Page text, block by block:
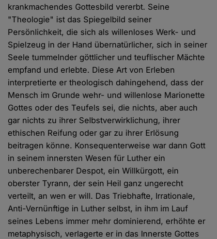
krankmachendes Gottesbild vererbt. Seine
"Theologie" ist das Spiegelbild seiner
Persönlichkeit, die sich als willenloses Werk- und
Spielzeug in der Hand übernatürlicher, sich in seiner
Seele tummelnder göttlicher und teuflischer Mächte
empfand und erlebte. Diese Art von Erleben
interpretierte er theologisch dahingehend, dass der
Mensch im Grunde wehr- und willenlose Marionette
Gottes oder des Teufels sei, die nichts, aber auch
gar nichts zu ihrer Selbstverwirklichung, ihrer
ethischen Reifung oder gar zu ihrer Erlösung
beitragen könne. Konsequenterweise war dann Gott
in seinem innersten Wesen für Luther ein
unberechenbarer Despot, ein Willkürgott, ein
oberster Tyrann, der sein Heil ganz ungerecht
verteilt, an wen er will. Das Triebhafte, Irrationale,
Anti-Vernünftige in Luther selbst, in ihm im Lauf
seines Lebens immer mehr dominierend, erhöhte er
metaphysisch, verlagerte er in das Innerste Gottes